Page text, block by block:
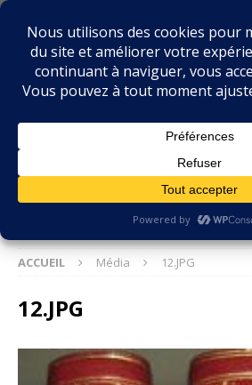
LE BLOG DU BIBLIOPHILE, DES
ACCUEIL Média 12.JPG
12.JPG